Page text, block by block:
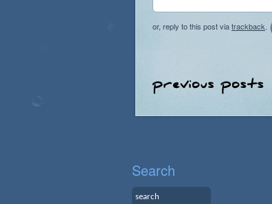
or, reply to this post viatrackback
Search